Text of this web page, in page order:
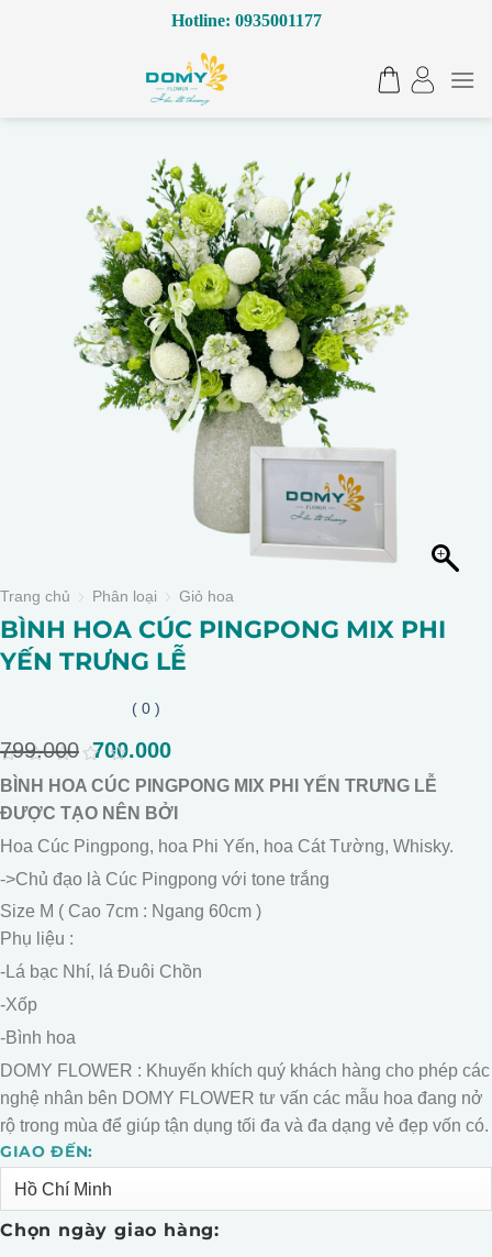
Hotline: 0935001177
Trang chủ Phân loại Giỏ hoa
BÌNH HOA CÚC PINGPONG MIX PHI
YẾN TRƯNG LỄ
0
out
of
( 0 )
799.000 Giá
gốc
là:
799.000.
700.000
tại
là:
700.000.
BÌNH HOA CÚC PINGPONG MIX PHI YẾN TRƯNG LỄ
ĐƯỢC TẠO NÊN BỞI
Hoa Cúc Pingpong, hoa Phi Yến, hoa Cát Tường, Whisky.
->Chủ đạo là Cúc Pingpong với tone trắng
Size M ( Cao 7cm : Ngang 60cm )
Phụ liệu :
-Lá bạc Nhí, lá Đuôi Chồn
-Xốp
-Bình hoa
DOMY FLOWER : Khuyến khích quý khách hàng cho phép các
nghệ nhân bên DOMY FLOWER tư vấn các mẫu hoa đang nở
rộ trong mùa để giúp tận dụng tối đa và đa dạng vẻ đẹp vốn có.
GIAO ĐẾN:
Chọn ngày giao hàng:
Alternative: